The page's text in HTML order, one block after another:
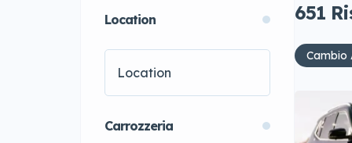
Location
Carrozzeria
651
Cambio